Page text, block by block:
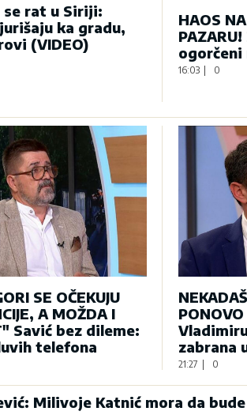
se rat u Siriji:
ka gradu,
(VIDEO)
HAOS
ogorčeni
16:03 0
SE OČEKUJU
A MOŽDA I
Savić bez dileme:
telefona
zabrana
21:27 | 0
Milivoje Katnić mora da